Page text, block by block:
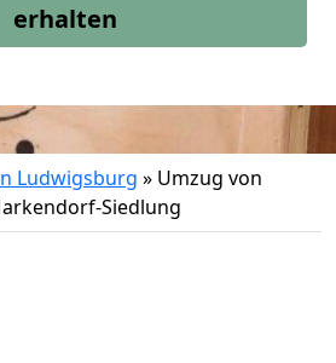
erhalten
Ludwigsburg » Umzug von
Siedlung